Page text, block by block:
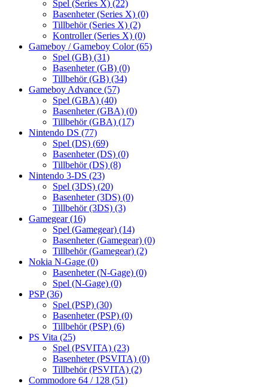
Spel (Series X) (22)
Basenheter (Series X) (0)
Tillbehör (Series X) (2)
Kontroller (Series X) (0)
Gameboy / Gameboy Color(65)
Spel (GB) (31)
Basenheter (GB) (0)
Tillbehör (GB) (34)
Gameboy Advance (57)
Spel (GBA) (40)
Basenheter (GBA) (0)
Tillbehör (GBA) (17)
Nintendo DS (77)
Spel (DS) (69)
Basenheter (DS) (0)
Tillbehör (DS) (8)
Nintendo 3-DS (23)
Spel (3DS) (20)
Basenheter (3DS) (0)
Tillbehör (3DS) (3)
Gamegear(16)
Spel (Gamegear) (14)
Basenheter (Gamegear) (0)
Tillbehör (Gamegear) (2)
Nokia N-Gage (0)
Basenheter (N-Gage) (0)
Spel (N-Gage) (0)
PSP(36)
Spel (PSP) (30)
Basenheter (PSP) (0)
Tillbehör (PSP) (6)
PS Vita (25)
Spel (PSVITA) (23)
Basenheter (PSVITA) (0)
Tillbehör (PSVITA) (2)
Commodore 64 / 128 (51)